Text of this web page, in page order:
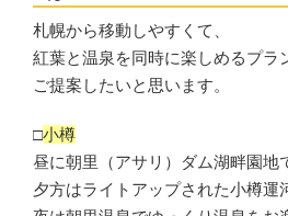
札幌から移動しやすくて、
紅葉と温泉を同時に楽しめるプラ
ご提案したいと思います。
□小樽
昼に朝里（アサリ）ダム湖畔園地
夕方はライトアップされた小樽運